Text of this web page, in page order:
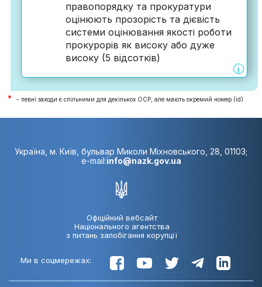
правопорядку та прокуратури
оцінюють прозорість та дієвість
системи оцінювання якості роботи
прокурорів як високу або дуже
високу (5 відсотків)
i
* - певні заходи є спільними для декількох ОСР, але мають окремий номер (id)
Україна, м. Київ, бульвар Миколи Міхновського, 28, 01103;
e-mail:info@nazk.gov.ua
Офіційний вебсайт
Національного агентства
з питань запобігання корупції
Ми в соцмережах: